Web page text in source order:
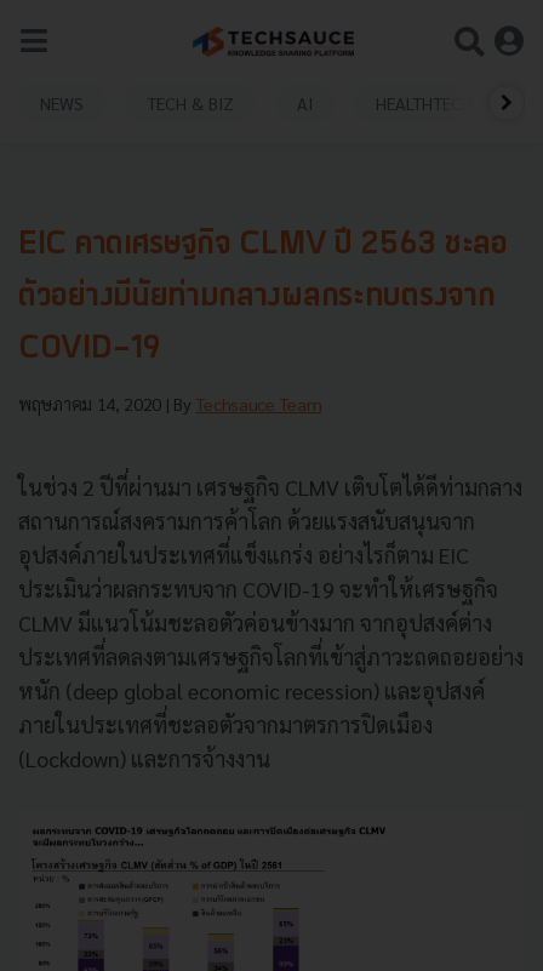
NEWS TECH & BIZ AI HEALTHTECH
EIC คาดเศรษฐกิจ CLMV ปี 2563 ชะลอ
ตัวอย่างมีนัยท่ามกลางผลกระทบตรงจาก
COVID-19
พฤษภาคม 14, 2020 | By Techsauce Team
ในช่วง 2 ปีที่ผ่านมา เศรษฐกิจ CLMV เติบโตได้ดีท่ามกลาง
สถานการณ์สงครามการค้าโลก ด้วยแรงสนับสนุนจาก
อุปสงค์ภายในประเทศที่แข็งแกร่ง อย่างไรก็ตาม EIC
ประเมินว่าผลกระทบจาก COVID-19 จะทำให้เศรษฐกิจ
CLMV มีแนวโน้มชะลอตัวค่อนข้างมาก จากอุปสงค์ต่าง
ประเทศที่ลดลงตามเศรษฐกิจโลกที่เข้าสู่ภาวะถดถอยอย่าง
หนัก (deep global economic recession) และอุปสงค์
ภายในประเทศที่ชะลอตัวจากมาตรการปิดเมือง
(Lockdown) และการจ้างงาน